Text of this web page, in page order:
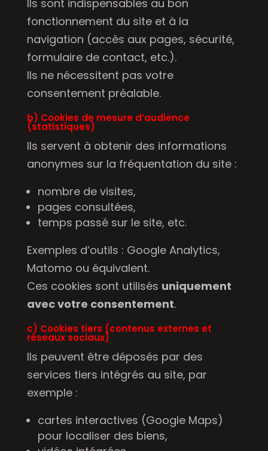
Ils sont indispensables au bon
fonctionnement du site et à la
navigation (accès aux pages, sécurité,
formulaire de contact, etc.).
Ils ne nécessitent pas votre
consentement préalable.
b) Cookies de mesure d’audience
(statistiques)
Ils servent à obtenir des informations
anonymes sur la fréquentation du site :
nombre de visites,
pages consultées,
temps passé sur le site, etc.
Exemples d’outils : Google Analytics,
Matomo ou équivalent.
Ces cookies sont utilisés uniquement
avec votre consentement.
c) Cookies tiers (contenus externes et
réseaux sociaux)
Ils peuvent être déposés par des
services tiers intégrés au site, par
exemple :
cartes interactives (Google Maps)
pour localiser des biens,